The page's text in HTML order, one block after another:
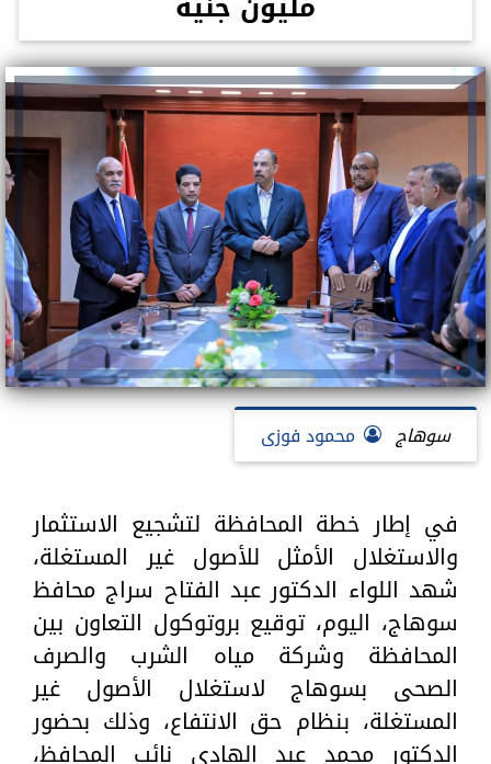
سوهاج محمود فوزى
في إطار خطة المحافظة لتشجيع الاستثمار
والاستغلال الأمثل للأصول غير المستغلة،
شهد اللواء الدكتور عبد الفتاح سراج محافظ
سوهاج، اليوم، توقيع بروتوكول التعاون بين
المحافظة وشركة مياه الشرب والصرف
الصحى بسوهاج لاستغلال الأصول غير
المستغلة، بنظام حق الانتفاع، وذلك بحضور
الدكتور محمد عبد الهادي نائب المحافظ،